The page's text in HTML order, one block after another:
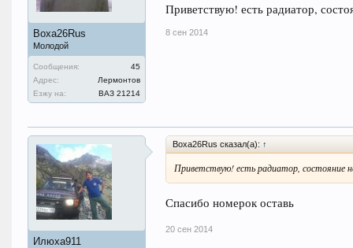
Воха26Rus
Молодой
Сообщения:
45
Адрес:
Лермонтов
Езжу на:
ВАЗ 21214
Приветствую! есть радиатор,
8 сен 2014
Илюха911
Воха26Rus сказал(а): ↑
Приветствую! есть радиатор, состояние
Спасибо номерок оставь
20 сен 2014